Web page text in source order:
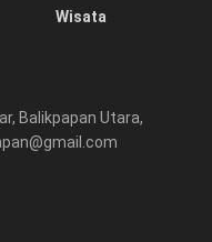
Wisata
Balikpapan Utara,